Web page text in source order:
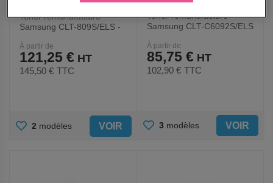
Toner remanufacturé
Samsung CLT-809S/ELS -
À partir de
121,25 €
145,50 € TTC
AJOUTER
2 modèles VOIR
Toner remanufacturé
Samsung CLT-C6092S/ELS
À partir de
85,75 €
102,90 € TTC
AJOUTER
3 modèles VOIR